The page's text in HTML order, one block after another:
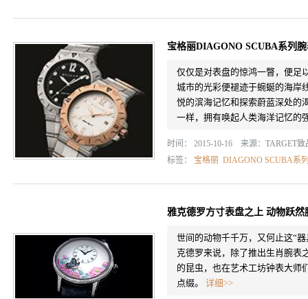
宝格丽DIAGONO SCUBA系列
仅仅是对表盘的惊鸿一瞥，便足
城市的光彩便褪迹于蜿蜒的海
悦的滨海记忆和探索蔚蓝深处的
一样，拥有唤起人类海洋记忆的
时间： 2015-10-16 来源： TARGET致
标签： 宝格丽 DIAGONO SCUBA系
雅克德罗方寸表盘之上 动物跃然
世间的动物千千万，又何止这“
克德罗来说，除了推出生肖腕表
的昆虫，也在艺术工坊钟表大师
点缀。 详细>>